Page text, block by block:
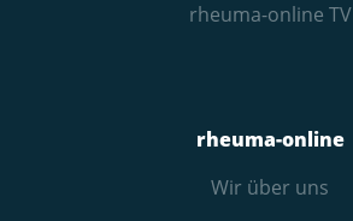
rheuma-online TV
rheuma-online
Wir über uns